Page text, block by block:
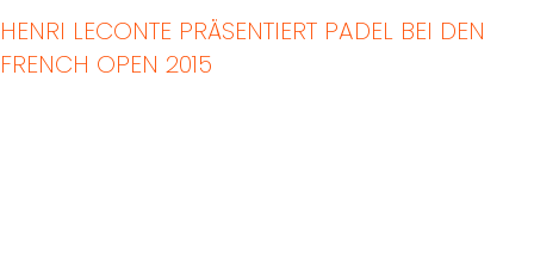
HENRI LECONTE PRÄSENTIERT PADEL BEI DEN
FRENCH OPEN 2015